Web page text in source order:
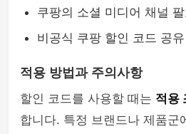
쿠팡의 소셜 미디어 채널
비공식 쿠팡 할인 코드 공
적용 방법과 주의사항
할인 코드를 사용할 때는 적용
합니다. 특정 브랜드나 제품군